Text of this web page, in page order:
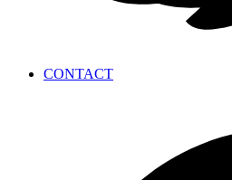
CONTACT